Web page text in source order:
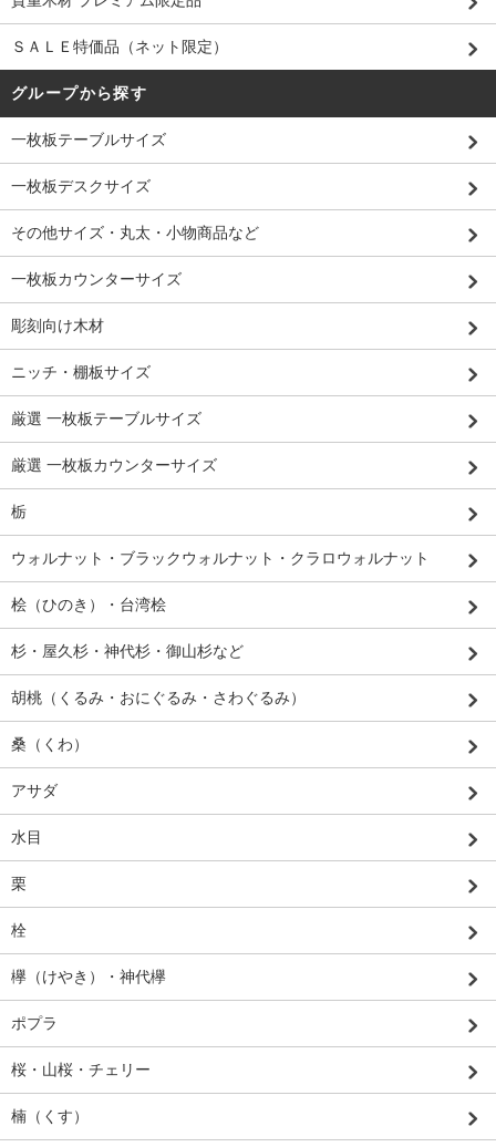
ＳＡＬＥ特価品（ネット限定）
グループから探す
一枚板テーブルサイズ
一枚板デスクサイズ
その他サイズ・丸太・小物商品など
一枚板カウンターサイズ
彫刻向け木材
ニッチ・棚板サイズ
厳選 一枚板テーブルサイズ
厳選 一枚板カウンターサイズ
栃
ウォルナット・ブラックウォルナット・クラロウォルナット
桧（ひのき）・台湾桧
杉・屋久杉・神代杉・御山杉など
胡桃（くるみ・おにぐるみ・さわぐるみ）
桑（くわ）
アサダ
水目
栗
栓
欅（けやき）・神代欅
ポプラ
桜・山桜・チェリー
楠（くす）